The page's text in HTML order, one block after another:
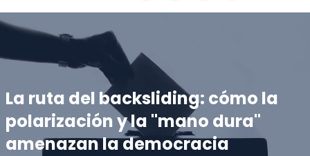
La ruta del backsliding: cómo la
polarización y la "mano dura"
amenazan la democracia